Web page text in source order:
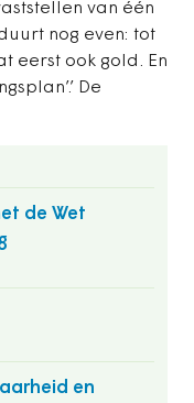
van één
nog even: tot
eerst ook gold. En
De
de Wet
en